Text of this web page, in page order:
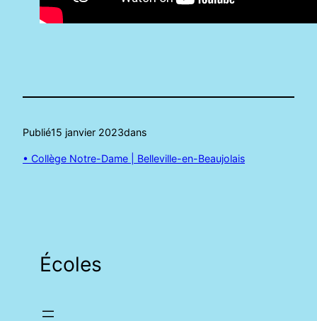
Publié15 janvier 2023dans
• Collège Notre-Dame | Belleville-en-Beaujolais
Écoles